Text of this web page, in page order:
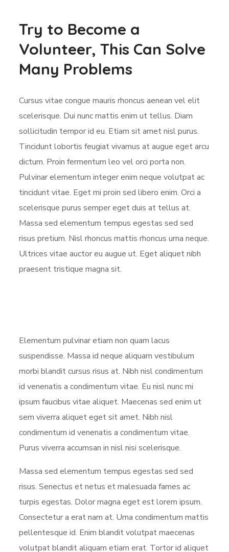
Try to Become a
Volunteer, This Can Solve
Many Problems
Cursus vitae congue mauris rhoncus aenean vel elit
scelerisque. Dui nunc mattis enim ut tellus. Diam
sollicitudin tempor id eu. Etiam sit amet nisl purus.
Tincidunt lobortis feugiat vivamus at augue eget arcu
dictum. Proin fermentum leo vel orci porta non.
Pulvinar elementum integer enim neque volutpat ac
tincidunt vitae. Eget mi proin sed libero enim. Orci a
scelerisque purus semper eget duis at tellus at.
Massa sed elementum tempus egestas sed sed
risus pretium. Nisl rhoncus mattis rhoncus urna neque.
Ultrices vitae auctor eu augue ut. Eget aliquet nibh
praesent tristique magna sit.
Elementum pulvinar etiam non quam lacus
suspendisse. Massa id neque aliquam vestibulum
morbi blandit cursus risus at. Nibh nisl condimentum
id venenatis a condimentum vitae. Eu nisl nunc mi
ipsum faucibus vitae aliquet. Maecenas sed enim ut
sem viverra aliquet eget sit amet. Nibh nisl
condimentum id venenatis a condimentum vitae.
Purus viverra accumsan in nisl nisi scelerisque.
Massa sed elementum tempus egestas sed sed
risus. Senectus et netus et malesuada fames ac
turpis egestas. Dolor magna eget est lorem ipsum.
Consectetur a erat nam at. Urna condimentum mattis
pellentesque id. Enim blandit volutpat maecenas
volutpat blandit aliquam etiam erat. Tortor id aliquet